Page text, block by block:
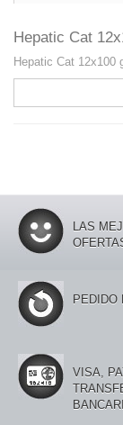
Hepatic Cat
Hepatic Cat 12x100
LAS
PEDIDO
VISA,